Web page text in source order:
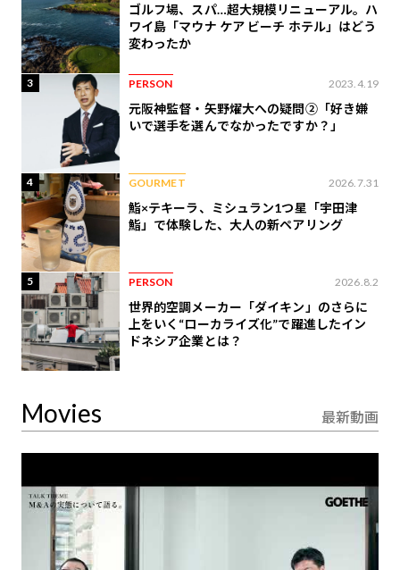
ゴルフ場、スパ…超大規模リニューアル。ハ
ワイ島「マウナ ケア ビーチ ホテル」はどう
変わったか
3 PERSON 2023.4.19
元阪神監督・矢野燿大への疑問②「好き嫌
いで選手を選んでなかったですか？」
4 GOURMET 2026.7.31
鮨×テキーラ、ミシュラン1つ星「宇田津
鮨」で体験した、大人の新ペアリング
5 PERSON 2026.8.2
世界的空調メーカー「ダイキン」のさらに
上をいく“ローカライズ化”で躍進したイン
ドネシア企業とは？
Movies 最新動画